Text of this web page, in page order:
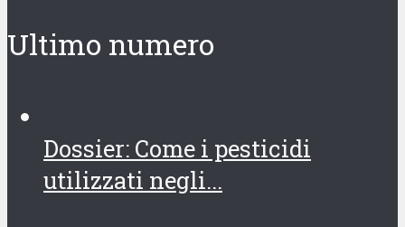
Ultimo numero
Dossier: Come i pesticidi
utilizzati negli...